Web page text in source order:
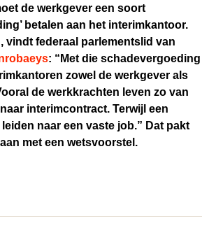
de werkgever een soort
betalen aan het interimkantoor.
vindt federaal parlementslid van
: “Met die schadevergoeding
zowel de werkgever als
de werkkrachten leven zo van
interimcontract. Terwijl een
naar een vaste job.” Dat pakt
met een wetsvoorstel.